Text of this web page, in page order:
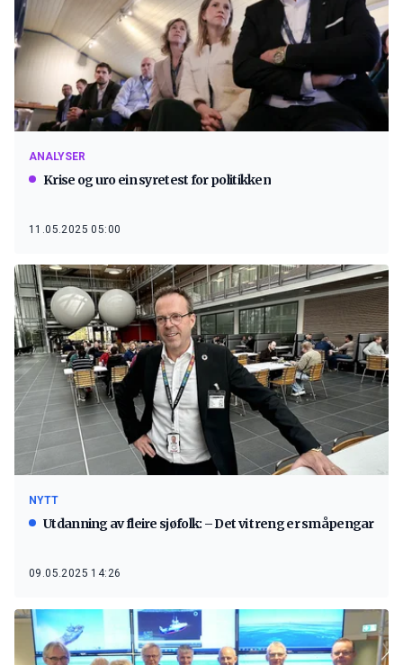
ANALYSER
Krise og uro ein syretest for politikken
11.05.2025 05:00
NYTT
Utdanning av fleire sjøfolk: – Det vi treng er småpengar
09.05.2025 14:26